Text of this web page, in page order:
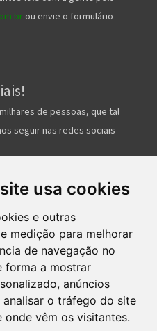
usa cookies
e outras
medição para melhorar
de navegação no
forma a mostrar
anúncios
analisar o tráfego do site
onde vêm os visitantes.
usuário na realização de
ação legal contra um ou mais
você deverá fazer contato
fale com a gente pelo
ou envie o formulário
de pessoas, que tal
seguir nas redes sociais